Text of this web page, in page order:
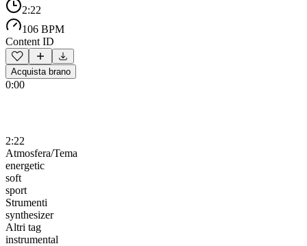
2:22
106 BPM
Content ID
Acquista brano
0:00
2:22
Atmosfera/Tema
energetic
soft
sport
Strumenti
synthesizer
Altri tag
instrumental